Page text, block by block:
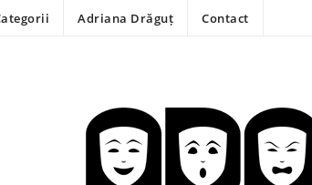
Adriana Drăguț Contact